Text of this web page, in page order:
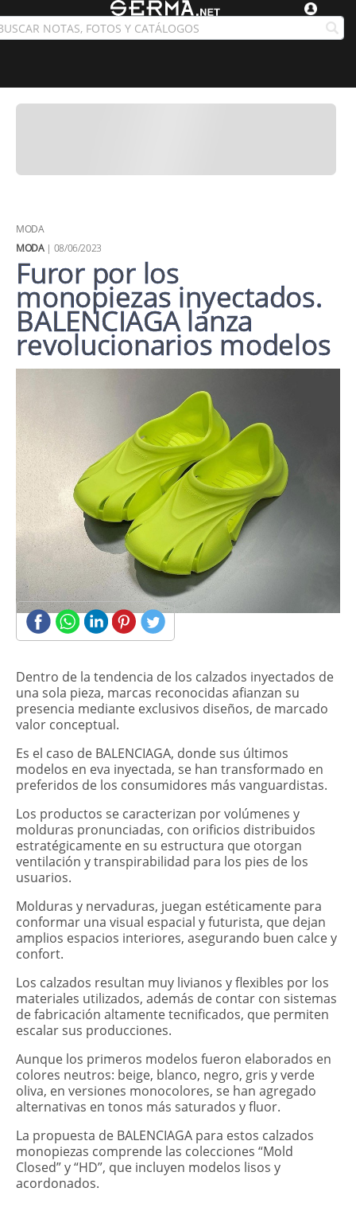
MODA
MODA| 08/06/2023
Furor por los
monopiezas inyectados.
BALENCIAGA lanza
revolucionarios modelos
​Dentro de la tendencia de los calzados inyectados de
una sola pieza, marcas reconocidas afianzan su
presencia mediante exclusivos diseños, de marcado
valor conceptual.
Es el caso de BALENCIAGA, donde sus últimos
modelos en eva inyectada, se han transformado en
preferidos de los consumidores más vanguardistas.
Los productos se caracterizan por volúmenes y
molduras pronunciadas, con orificios distribuidos
estratégicamente en su estructura que otorgan
ventilación y transpirabilidad para los pies de los
usuarios.
Molduras y nervaduras, juegan estéticamente para
conformar una visual espacial y futurista, que dejan
amplios espacios interiores, asegurando buen calce y
confort.
Los calzados resultan muy livianos y flexibles por los
materiales utilizados, además de contar con sistemas
de fabricación altamente tecnificados, que permiten
escalar sus producciones.
Aunque los primeros modelos fueron elaborados en
colores neutros: beige, blanco, negro, gris y verde
oliva, en versiones monocolores, se han agregado
alternativas en tonos más saturados y fluor.
La propuesta de BALENCIAGA para estos calzados
monopiezas comprende las colecciones “Mold
Closed” y “HD”, que incluyen modelos lisos y
acordonados.